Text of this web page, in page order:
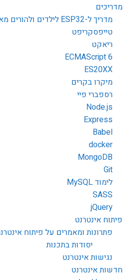
מדריכים
מדריך ל-ESP32 לילדים ולהורים מאפס
טייפסקריפט
ריאקט
ECMAScript 6
ES20XX
מיקרו בקרים
רספברי פיי
Node.js
Express
Babel
docker
MongoDB
Git
לימוד MySQL
SASS
jQuery
פיתוח אינטרנט
פתרונות ומאמרים על פיתוח
יסודות בתכנות
נגישות אינטרנט
חדשות אינטרנט